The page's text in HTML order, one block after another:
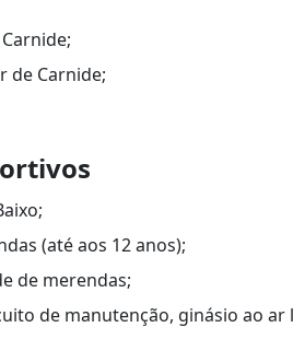
de Carnide;
(até aos 12 anos);
de merendas;
de manutenção, ginásio ao